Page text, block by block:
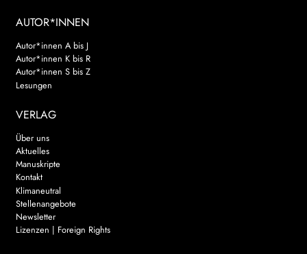
AUTOR*INNEN
Autor*innen A bis J
Autor*innen K bis R
Autor*innen S bis Z
Lesungen
VERLAG
Über uns
Aktuelles
Manuskripte
Kontakt
Klimaneutral
Stellenangebote
Newsletter
Lizenzen | Foreign Rights